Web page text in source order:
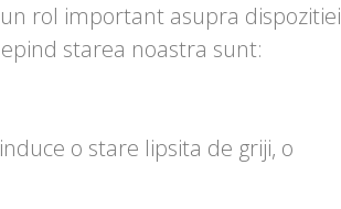
rol important asupra dispozitiei
starea noastra sunt:
o stare lipsita de griji, o